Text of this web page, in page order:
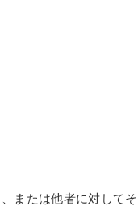
または他者に対してそ